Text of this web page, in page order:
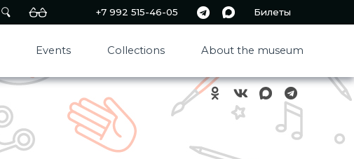
+7 992 515-46-05 Билеты
Events Collections About the museum